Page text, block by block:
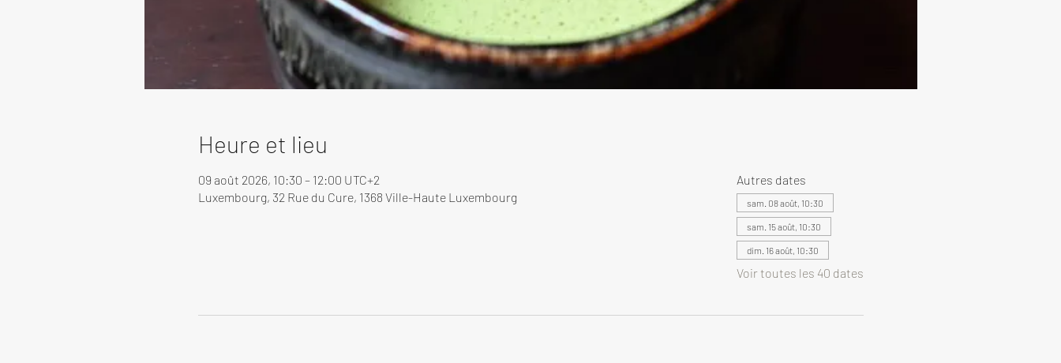
Heure et lieu
09 août 2026, 10:30 – 12:00 UTC+2
Luxembourg, 32 Rue du Cure, 1368 Ville-Haute Luxembourg
Autres dates
sam. 08 août, 10:30
sam. 15 août, 10:30
dim. 16 août, 10:30
Voir toutes les 40 dates